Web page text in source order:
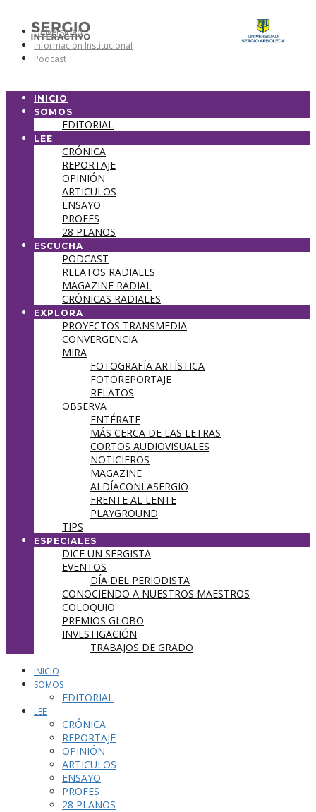
Universidad
Información Institucional
Podcast
INICIO
SOMOS
EDITORIAL
LEE
CRÓNICA
REPORTAJE
OPINIÓN
ARTICULOS
ENSAYO
PROFES
28 PLANOS
ESCUCHA
PODCAST
RELATOS RADIALES
MAGAZINE RADIAL
CRÓNICAS RADIALES
EXPLORA
PROYECTOS TRANSMEDIA
CONVERGENCIA
MIRA
FOTOGRAFÍA ARTÍSTICA
FOTOREPORTAJE
RELATOS
OBSERVA
ENTÉRATE
MÁS CERCA DE LAS LETRAS
CORTOS AUDIOVISUALES
NOTICIEROS
MAGAZINE
ALDÍACONLASERGIO
FRENTE AL LENTE
PLAYGROUND
TIPS
ESPECIALES
DICE UN SERGISTA
EVENTOS
DÍA DEL PERIODISTA
CONOCIENDO A NUESTROS MAESTROS
COLOQUIO
PREMIOS GLOBO
INVESTIGACIÓN
TRABAJOS DE GRADO
INICIO
SOMOS
EDITORIAL
LEE
CRÓNICA
REPORTAJE
OPINIÓN
ARTICULOS
ENSAYO
PROFES
28 PLANOS